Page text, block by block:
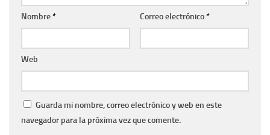
Nombre* Correo electrónico*
Web
Guarda mi nombre, correo electrónico y web en este
navegador para la próxima vez que comente.